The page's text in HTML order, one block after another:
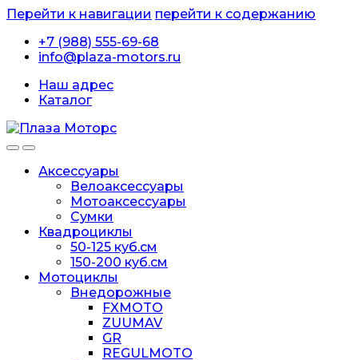
Перейти к навигации перейти к содержанию
+7 (988) 555-69-68
info@plaza-motors.ru
Наш адрес
Каталог
Аксессуары
Велоаксессуары
Мотоаксессуары
Сумки
Квадроциклы
50-125 куб.см
150-200 куб.см
Мотоциклы
Внедорожные
FXMOTO
ZUUMAV
GR
REGULMOTO